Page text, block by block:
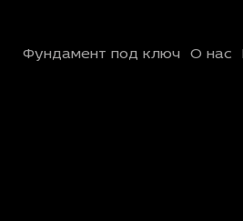
Фундамент под ключ О нас